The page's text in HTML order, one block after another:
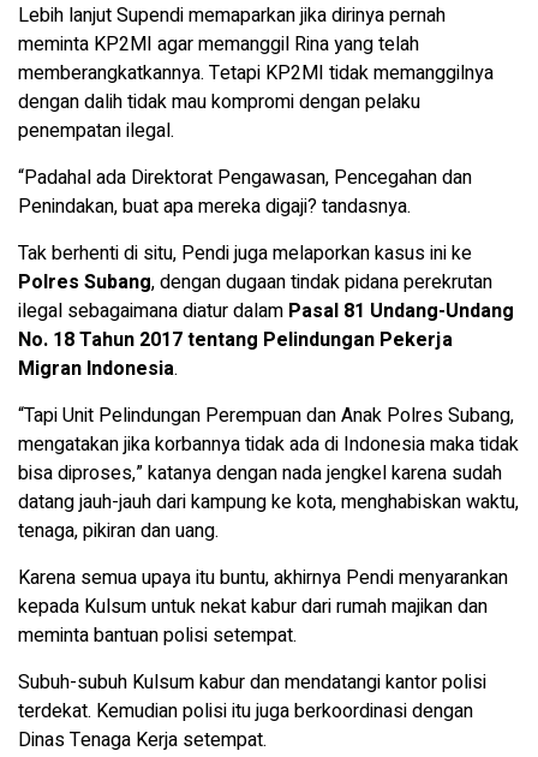
Lebih lanjut Supendi memaparkan jika dirinya pernah
meminta KP2MI agar memanggil Rina yang telah
memberangkatkannya. Tetapi KP2MI tidak memanggilnya
dengan dalih tidak mau kompromi dengan pelaku
penempatan ilegal.
“Padahal ada Direktorat Pengawasan, Pencegahan dan
Penindakan, buat apa mereka digaji? tandasnya.
Tak berhenti di situ, Pendi juga melaporkan kasus ini ke
Polres Subang, dengan dugaan tindak pidana perekrutan
ilegal sebagaimana diatur dalam Pasal 81 Undang-Undang
No. 18 Tahun 2017 tentang Pelindungan Pekerja
Migran Indonesia.
“Tapi Unit Pelindungan Perempuan dan Anak Polres Subang,
mengatakan jika korbannya tidak ada di Indonesia maka tidak
bisa diproses,” katanya dengan nada jengkel karena sudah
datang jauh-jauh dari kampung ke kota, menghabiskan waktu,
tenaga, pikiran dan uang.
Karena semua upaya itu buntu, akhirnya Pendi menyarankan
kepada Kulsum untuk nekat kabur dari rumah majikan dan
meminta bantuan polisi setempat.
Subuh-subuh Kulsum kabur dan mendatangi kantor polisi
terdekat. Kemudian polisi itu juga berkoordinasi dengan
Dinas Tenaga Kerja setempat.